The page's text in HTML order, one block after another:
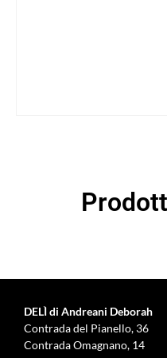
DELÌ di Andreani Deborah
Contrada del Pianello, 36
Contrada Omagnano, 14